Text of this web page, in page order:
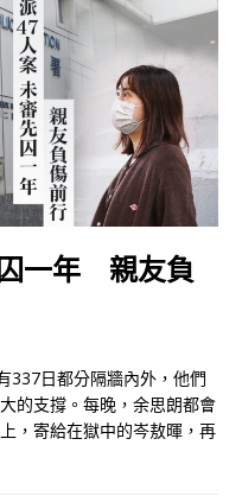
一年 親友負
337日都分隔牆內外，他們
的支撐。每晚，余思朗都會
，寄給在獄中的岑敖暉，再